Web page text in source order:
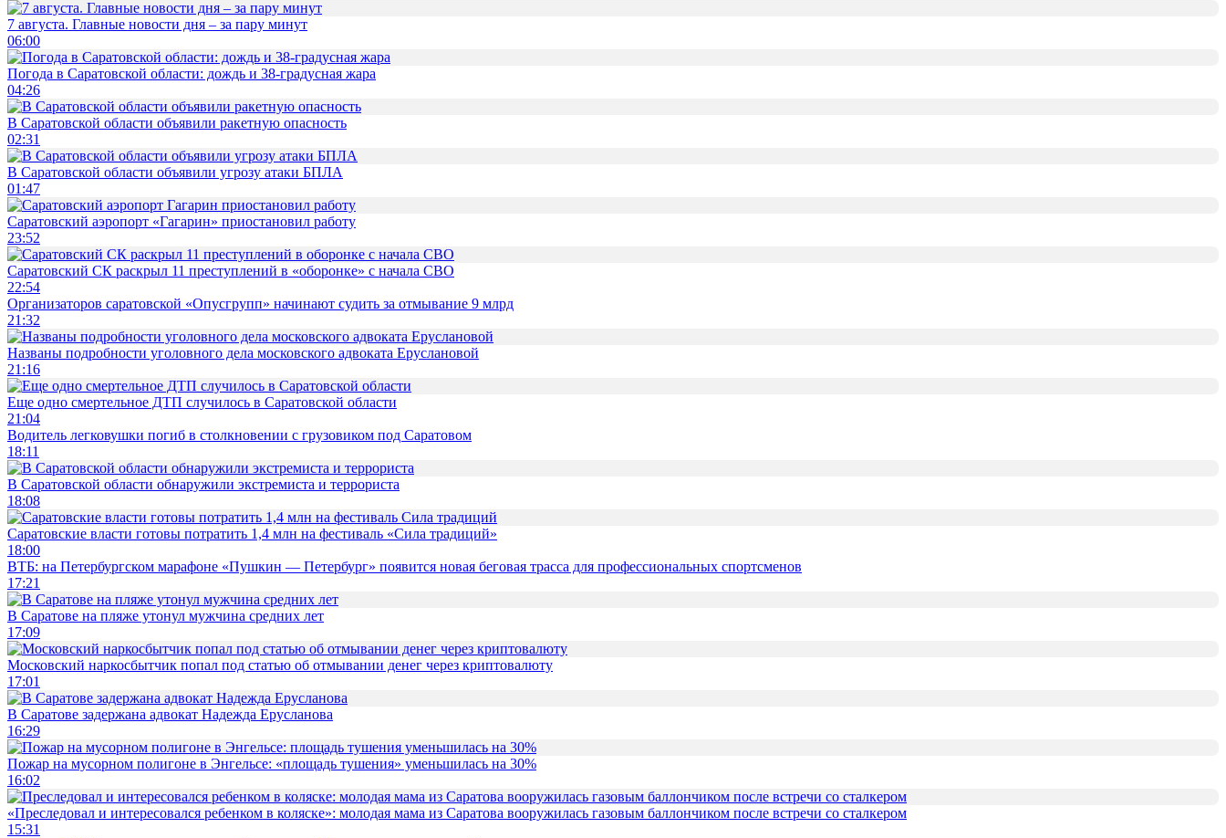
7 августа. Главные новости дня – за пару минут
06:00
Погода в Саратовской области: дождь и 38-градусная жара
04:26
В Саратовской области объявили ракетную опасность
02:31
В Саратовской области объявили угрозу атаки БПЛА
01:47
Саратовский аэропорт «Гагарин» приостановил работу
23:52
Саратовский СК раскрыл 11 преступлений в «оборонке» с начала СВО
22:54
Организаторов саратовской «Опусгрупп» начинают судить за отмывание 9 млрд
21:32
Названы подробности уголовного дела московского адвоката Еруслановой
21:16
Еще одно смертельное ДТП случилось в Саратовской области
21:04
Водитель легковушки погиб в столкновении с грузовиком под Саратовом
18:11
В Саратовской области обнаружили экстремиста и террориста
18:08
Саратовские власти готовы потратить 1,4 млн на фестиваль «Сила традиций»
18:00
ВТБ: на Петербургском марафоне «Пушкин — Петербург» появится новая беговая трасса для профессиональных спортсменов
17:21
В Саратове на пляже утонул мужчина средних лет
17:09
Московский наркосбытчик попал под статью об отмывании денег через криптовалюту
17:01
В Саратове задержана адвокат Надежда Ерусланова
16:29
Пожар на мусорном полигоне в Энгельсе: «площадь тушения» уменьшилась на 30%
16:02
«Преследовал и интересовался ребенком в коляске»: молодая мама из Саратова вооружилась газовым баллончиком после встречи со сталкером
15:31